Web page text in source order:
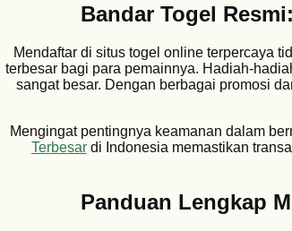
Bandar Togel
Mendaftar di situs togel online terpercaya
terbesar bagi para pemainnya. Hadiah-
sangat besar. Dengan berbagai promosi
Mengingat pentingnya keamanan dalam
Terbesardi Indonesia memastikan
Panduan Lengkap